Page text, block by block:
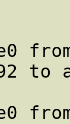
from
to